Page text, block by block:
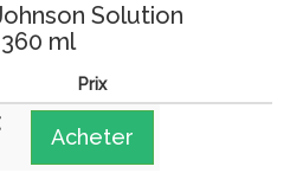
Solution
ml
Prix
Acheter